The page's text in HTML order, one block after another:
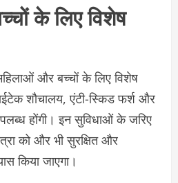
के लिए विशेष
और बच्चों के लिए विशेष
शौचालय, एंटी-स्किड फर्श और
होंगी। इन सुविधाओं के जरिए
को और भी सुरक्षित और
किया जाएगा।